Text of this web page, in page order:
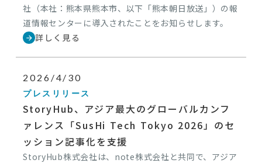
社（本社：熊本県熊本市、以下「熊本朝日放送」）の報
道情報センターに導入されたことをお知らせします。
arrow_forward 詳しく見る
2026/4/30
プレスリリース
StoryHub、アジア最大のグローバルカンフ
ァレンス「SusHi Tech Tokyo 2026」のセ
ッション記事化を支援
StoryHub株式会社は、note株式会社と共同で、アジア